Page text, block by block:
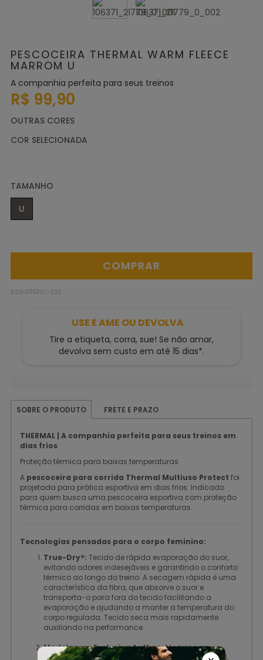
PESCOCEIRA THERMAL WARM FLEECE
MARROM U
A companhia perfeita para seus treinos
R$ 99,90
OUTRAS CORES
TAMANHO
U
62AUFPEFLC-233
USE E AME OU DEVOLVA
Tire a etiqueta, corra, sue! Se não amar,
devolva sem custo em até 15 dias*.
SOBRE O PRODUTO FRETE E PRAZO
THERMAL | A companhia perfeita para seus treinos em
dias frios
Proteção térmica para baixas temperaturas
A pescoceira para corrida Thermal Multiuso Protect foi
projetada para prática esportiva em dias frios. Indicado
para quem busca uma pescoceira esportiva com proteção
térmica para corridas em baixas temperaturas.
Tecnologias pensadas para o corpo feminino:
True-Dry®: Tecido de rápida evaporação do suor,
evitando odores indesejáveis e garantindo o conforto
térmico ao longo do treino. A secagem rápida é uma
característica da fibra, que absorve o suor e
transporta-o para fora do tecido facilitando a
evaporação e ajudando a manter a temperatura do
corpo regulada. Tecido seca mais rapidamente
auxiliando na performance.
Modelagem Exclusiva Authen:Modelagem
anatômica em malha térmica pesada (245g/m2),